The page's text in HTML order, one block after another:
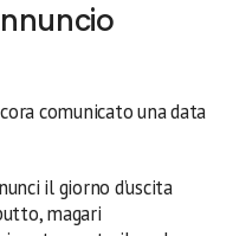
comunicato una data
il giorno d’uscita
magari